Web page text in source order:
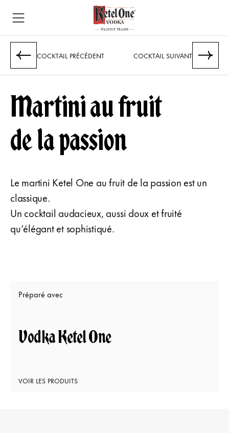
COCKTAIL PRÉCÉDENT COCKTAIL SUIVANT
Martini au fruit
de la passion
Le martini Ketel One au fruit de la passion est un
classique.
Un cocktail audacieux, aussi doux et fruité
qu’élégant et sophistiqué.
Préparé avec
Vodka Ketel One
VOIR LES PRODUITS